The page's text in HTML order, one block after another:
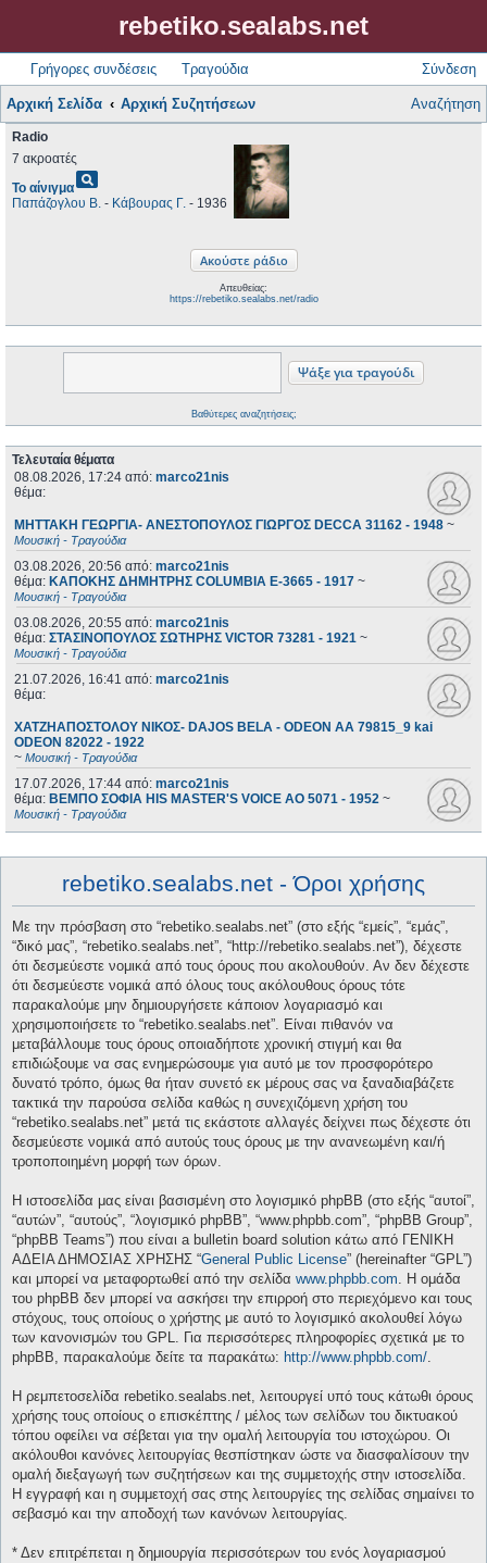
rebetiko.sealabs.net
Γρήγορες συνδέσεις Τραγούδια Σύνδεση
Αρχική Σελίδα Αρχική Συζητήσεων Αναζήτηση
Radio
7 ακροατές
Το αίνιγμαpageview
Παπάζογλου Β. - Κάβουρας Γ. - 1936
Απευθείας:
https://rebetiko.sealabs.net/radio
Βαθύτερες αναζητήσεις;
Τελευταία θέματα
08.08.2026, 17:24 από: marco21nis
θέμα:
ΜΗΤΤΑΚΗ ΓΕΩΡΓΙΑ- ΑΝΕΣΤΟΠΟΥΛΟΣ ΓΙΩΡΓΟΣ DECCA 31162 - 1948 ~
Μουσική - Τραγούδια
03.08.2026, 20:56 από: marco21nis
θέμα: ΚΑΠΟΚΗΣ ΔΗΜΗΤΡΗΣ COLUMBIA E-3665 - 1917 ~
Μουσική - Τραγούδια
03.08.2026, 20:55 από: marco21nis
θέμα: ΣΤΑΣΙΝΟΠΟΥΛΟΣ ΣΩΤΗΡΗΣ VICTOR 73281 - 1921 ~
Μουσική - Τραγούδια
21.07.2026, 16:41 από: marco21nis
θέμα:
ΧΑΤΖΗΑΠΟΣΤΟΛΟΥ ΝΙΚΟΣ- DAJOS BELA - ODEON AA 79815_9 kai
ODEON 82022 - 1922
~ Μουσική - Τραγούδια
17.07.2026, 17:44 από: marco21nis
θέμα: ΒΕΜΠΟ ΣΟΦΙΑ HIS MASTER'S VOICE AO 5071 - 1952 ~
Μουσική - Τραγούδια
rebetiko.sealabs.net - Όροι χρήσης
Με την πρόσβαση στο “rebetiko.sealabs.net” (στο εξής “εμείς”, “εμάς”,
“δικό μας”, “rebetiko.sealabs.net”, “http://rebetiko.sealabs.net”), δέχεστε
ότι δεσμεύεστε νομικά από τους όρους που ακολουθούν. Αν δεν δέχεστε
ότι δεσμεύεστε νομικά από όλους τους ακόλουθους όρους τότε
παρακαλούμε μην δημιουργήσετε κάποιον λογαριασμό και
χρησιμοποιήσετε το “rebetiko.sealabs.net”. Είναι πιθανόν να
μεταβάλλουμε τους όρους οποιαδήποτε χρονική στιγμή και θα
επιδιώξουμε να σας ενημερώσουμε για αυτό με τον προσφορότερο
δυνατό τρόπο, όμως θα ήταν συνετό εκ μέρους σας να ξαναδιαβάζετε
τακτικά την παρούσα σελίδα καθώς η συνεχιζόμενη χρήση του
“rebetiko.sealabs.net” μετά τις εκάστοτε αλλαγές δείχνει πως δέχεστε ότι
δεσμεύεστε νομικά από αυτούς τους όρους με την ανανεωμένη και/ή
τροποποιημένη μορφή των όρων.
Η ιστοσελίδα μας είναι βασισμένη στο λογισμικό phpBB (στο εξής “αυτοί”,
“αυτών”, “αυτούς”, “λογισμικό phpBB”, “www.phpbb.com”, “phpBB Group”,
“phpBB Teams”) που είναι a bulletin board solution κάτω από ΓΕΝΙΚΗ
ΑΔΕΙΑ ΔΗΜΟΣΙΑΣ ΧΡΗΣΗΣ “General Public License” (hereinafter “GPL”)
και μπορεί να μεταφορτωθεί από την σελίδα www.phpbb.com. Η ομάδα
του phpBB δεν μπορεί να ασκήσει την επιρροή στο περιεχόμενο και τους
στόχους, τους οποίους ο χρήστης με αυτό το λογισμικό ακολουθεί λόγω
των κανονισμών του GPL. Για περισσότερες πληροφορίες σχετικά με το
phpBB, παρακαλούμε δείτε τα παρακάτω: http://www.phpbb.com/.
Η ρεμπετοσελίδα rebetiko.sealabs.net, λειτουργεί υπό τους κάτωθι όρους
χρήσης τους οποίους ο επισκέπτης / μέλος των σελίδων του δικτυακού
τόπου οφείλει να σέβεται για την ομαλή λειτουργία του ιστοχώρου. Οι
ακόλουθοι κανόνες λειτουργίας θεσπίστηκαν ώστε να διασφαλίσουν την
ομαλή διεξαγωγή των συζητήσεων και της συμμετοχής στην ιστοσελίδα.
Η εγγραφή και η συμμετοχή σας στης λειτουργίες της σελίδας σημαίνει το
σεβασμό και την αποδοχή των κανόνων λειτουργίας.
* Δεν επιτρέπεται η δημιουργία περισσότερων του ενός λογαριασμού